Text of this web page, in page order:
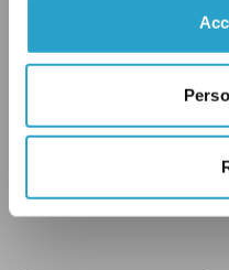
È stato ministro per il
territoriale nel
corrente del ministro